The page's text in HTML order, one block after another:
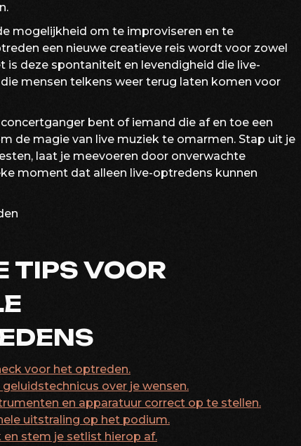
mogelijkheid om te improviseren en te
een nieuwe creatieve reis wordt voor zowel
is deze spontaniteit en levendigheid die live-
mensen telkens weer terug laten komen voor
bent of iemand die af en toe een
de magie van live muziek te omarmen. Stap uit je
laat je meevoeren door onverwachte
moment dat alleen live-optredens kunnen
TIPS VOOR
voor het optreden.
over je wensen.
en apparatuur correct op te stellen.
uitstraling op het podium.
stem je setlist hierop af.